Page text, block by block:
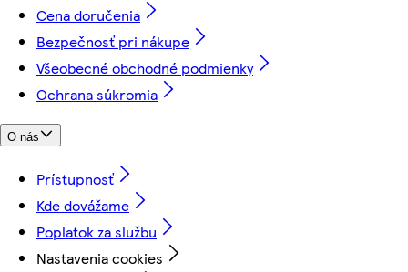
Cena doručenia
Bezpečnosť pri nákupe
Všeobecné obchodné podmienky
Ochrana súkromia
O nás
Prístupnosť
Kde dovážame
Poplatok za službu
Nastavenia cookies